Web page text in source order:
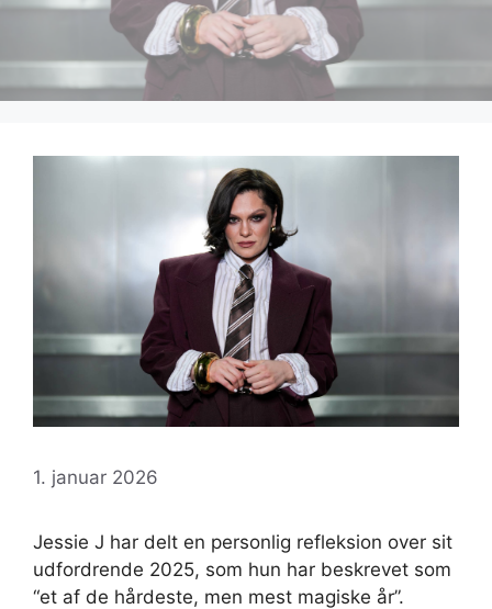
1. januar 2026
Jessie J har delt en personlig refleksion over sit
udfordrende 2025, som hun har beskrevet som
“et af de hårdeste, men mest magiske år”.